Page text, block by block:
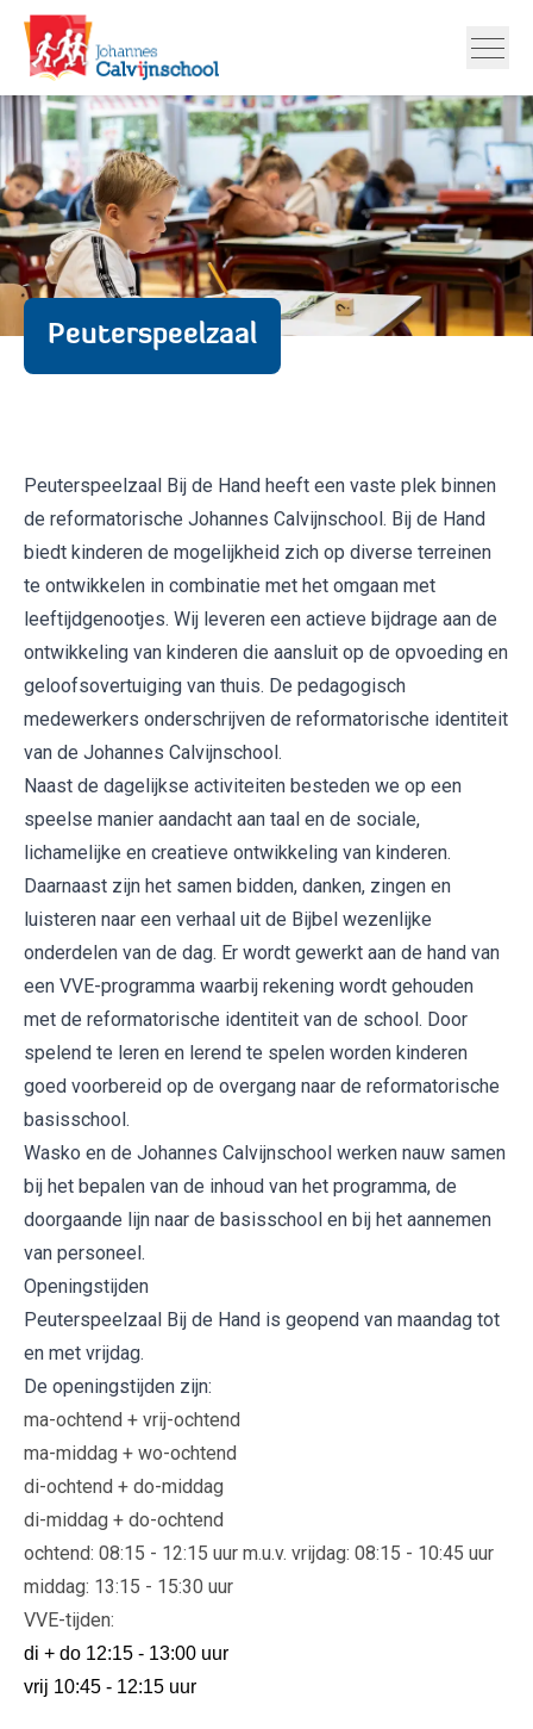
Peuterspeelzaal
Peuterspeelzaal Bij de Hand heeft een vaste plek binnen
de reformatorische Johannes Calvijnschool. Bij de Hand
biedt kinderen de mogelijkheid zich op diverse terreinen
te ontwikkelen in combinatie met het omgaan met
leeftijdgenootjes. Wij leveren een actieve bijdrage aan de
ontwikkeling van kinderen die aansluit op de opvoeding en
geloofsovertuiging van thuis. De pedagogisch
medewerkers onderschrijven de reformatorische identiteit
van de Johannes Calvijnschool.
Naast de dagelijkse activiteiten besteden we op een
speelse manier aandacht aan taal en de sociale,
lichamelijke en creatieve ontwikkeling van kinderen.
Daarnaast zijn het samen bidden, danken, zingen en
luisteren naar een verhaal uit de Bijbel wezenlijke
onderdelen van de dag. Er wordt gewerkt aan de hand van
een VVE-programma waarbij rekening wordt gehouden
met de reformatorische identiteit van de school. Door
spelend te leren en lerend te spelen worden kinderen
goed voorbereid op de overgang naar de reformatorische
basisschool.
Wasko en de Johannes Calvijnschool werken nauw samen
bij het bepalen van de inhoud van het programma, de
doorgaande lijn naar de basisschool en bij het aannemen
van personeel.
Openingstijden
Peuterspeelzaal Bij de Hand is geopend van maandag tot
en met vrijdag.
De openingstijden zijn:
ma-ochtend + vrij-ochtend
ma-middag + wo-ochtend
di-ochtend + do-middag
di-middag + do-ochtend
ochtend: 08:15 - 12:15 uur m.u.v. vrijdag: 08:15 - 10:45 uur
middag: 13:15 - 15:30 uur
VVE-tijden:
di + do 12:15 - 13:00 uur
vrij 10:45 - 12:15 uur